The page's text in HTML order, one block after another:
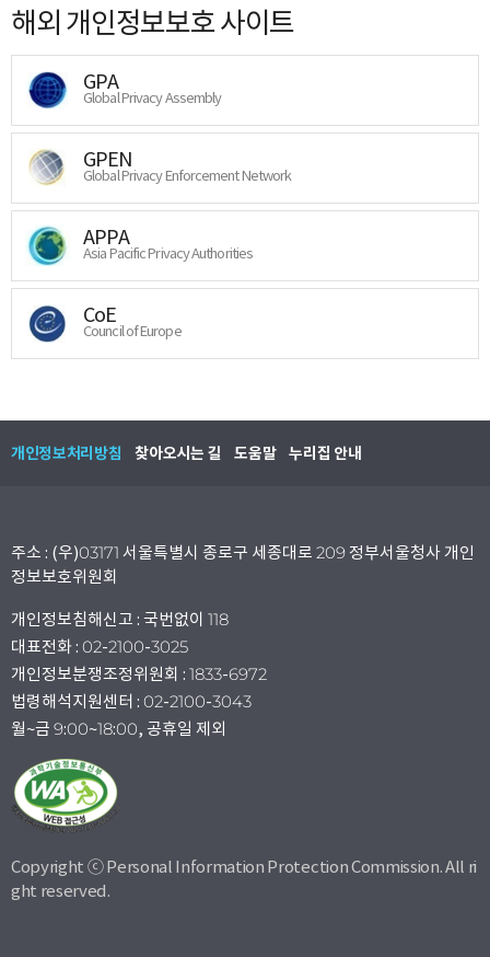
해외 개인정보보호 사이트
GPA
Global Privacy Assembly
GPEN
Global Privacy Enforcement Network
APPA
Asia Pacific Privacy Authorities
CoE
Council of Europe
개인정보처리방침 찾아오시는 길 도움말 누리집 안내
주소 : (우)03171 서울특별시 종로구 세종대로 209 정부서울청사 개인
정보보호위원회
개인정보침해신고 : 국번없이 118
대표전화 : 02-2100-3025
개인정보분쟁조정위원회 : 1833-6972
법령해석지원센터 : 02-2100-3043
월~금 9:00~18:00, 공휴일 제외
Copyright ⓒ Personal Information Protection Commission. All ri
ght reserved.